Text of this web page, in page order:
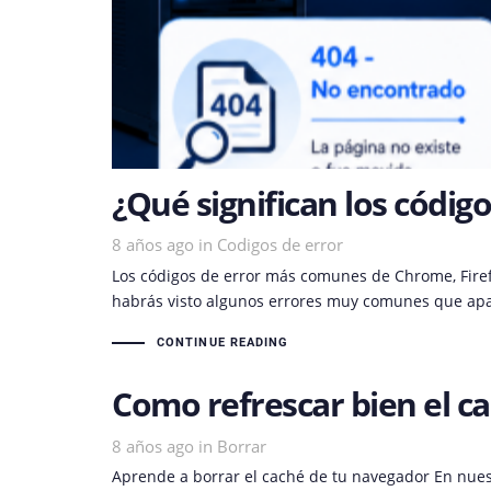
¿Qué significan los
8 años ago in
Tags Codigos de error
Los códigos de error más comunes de Chrome,
habrás visto algunos errores muy comunes que
CONTINUE READING
Como refrescar bien el
8 años ago in
Tags Borrar
Aprende a borrar el caché de tu navegador En